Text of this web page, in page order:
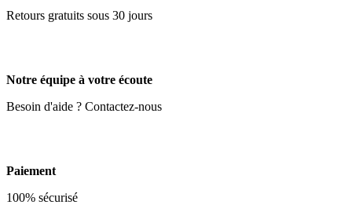
Retours gratuits sous 30 jours
Notre équipe à votre écoute
Besoin d'aide ? Contactez-nous
Paiement
100% sécurisé